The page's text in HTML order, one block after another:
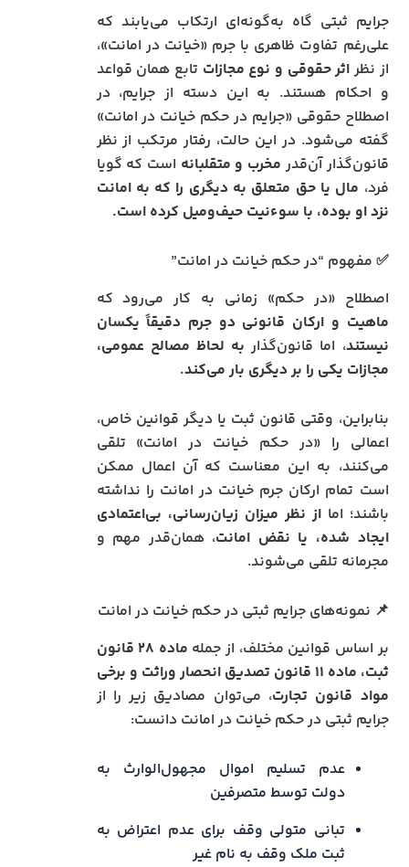
جرایم ثبتی گاه به‌گونه‌ای ارتکاب می‌یابند که
علی‌رغم تفاوت ظاهری با جرم «خیانت در امانت»،
از نظراثر حقوقی و نوع مجازات تابع همان قواعد
و احکام هستند. به این دسته از جرایم، در
اصطلاح حقوقی «جرایم در حکم خیانت در امانت»
گفته می‌شود. در این حالت، رفتار مرتکب از نظر
قانون‌گذار آن‌قدر مخرب و متقلبانه است که گویا
فرد، مال یا حق متعلق به دیگری را که به امانت
نزد او بوده، با سوءنیت حیف‌ومیل کرده است.
✅ مفهوم “در حکم خیانت در امانت”
اصطلاح «در حکم» زمانی به کار می‌رود که
ماهیت و ارکان قانونی دو جرم دقیقاً یکسان
نیستند، اما قانون‌گذار به لحاظ مصالح عمومی،
مجازات یکی را بر دیگری بار می‌کند.
بنابراین، وقتی قانون ثبت یا دیگر قوانین خاص،
اعمالی را «در حکم خیانت در امانت» تلقی
می‌کنند، به این معناست که آن اعمال ممکن
است تمام ارکان جرم خیانت در امانت را نداشته
باشند؛ امااز نظر میزان زیان‌رسانی، بی‌اعتمادی
ایجاد شده، یا نقض امانت، همان‌قدر مهم و
مجرمانه تلقی می‌شوند.
📌 نمونه‌های جرایم ثبتی در حکم خیانت در امانت
بر اساس قوانین مختلف، از جمله
ماده ۲۸ قانون
ثبت، ماده ۱۱ قانون تصدیق انحصار وراثت و برخی
مواد قانون تجارت، می‌توان مصادیق زیر را از
جرایم ثبتی در حکم خیانت در امانت دانست:
عدم تسلیم اموال مجهول‌الوارث به
دولت توسط متصرفین
تبانی متولی وقف برای عدم اعتراض به
ثبت ملک وقف به نام غیر